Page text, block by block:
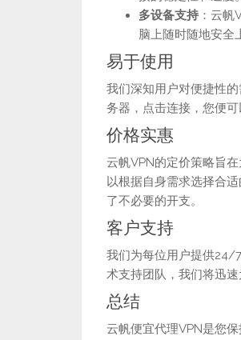
多设备支持 ：云
脑上随时随地安全
易于使用
我们深知用户对便捷性
务器，点击连接，您便
价格实惠
云帆VPN的定价策略旨
以根据自身需求选择合
了不必要的开支。
客户支持
我们为每位用户提供24/
术支持团队，我们将迅
总结
云帆便宜代理VPN是您